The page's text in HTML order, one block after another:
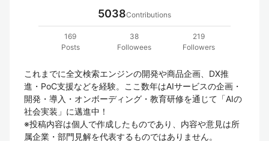
5038Contributions
169
Posts
38
Followees
219
Followers
これまでに全文検索エンジンの開発や商品企画、DX推
進・PoC支援などを経験。ここ数年はAIサービスの企画・
開発・導入・オンボーディング・教育研修を通じて「AIの
社会実装」に邁進中！
※投稿内容は個人で作成したものであり、内容や意見は所
属企業・部門見解を代表するものではありません。